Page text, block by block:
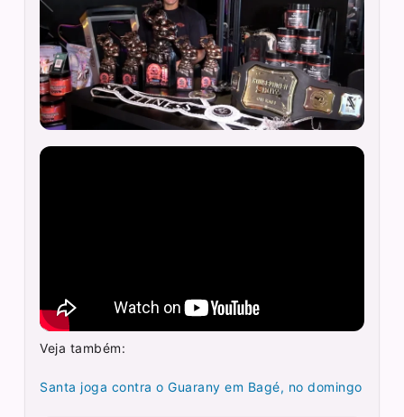
Veja também:
Santa joga contra o Guarany em Bagé, no domingo